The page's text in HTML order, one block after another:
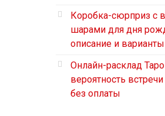
Коробка-сюрприз с
шарами для дня
описание и
Онлайн-расклад
вероятность
без оплаты